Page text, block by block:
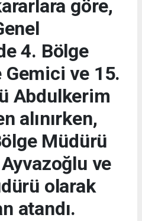
göre,
4. Bölge
ve 15.
Abdulkerim
alınırken,
Müdürü
ve
olarak
atandı.